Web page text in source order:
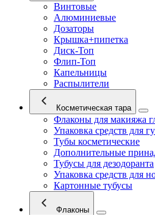
Винтовые
Алюминиевые
Дозаторы
Крышка+пипетка
Диск-Топ
Флип-Топ
Капельницы
Распылители
Косметическая тара
Флаконы для макияжа
Упаковка средств для
Тубы косметические
Дополнительные
Тубусы для дезодоранта
Упаковка средств для
Картонные тубусы
Флаконы